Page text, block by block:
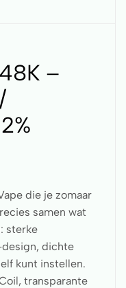
–
die je zomaar
samen wat
sterke
dichte
kunt instellen.
transparante